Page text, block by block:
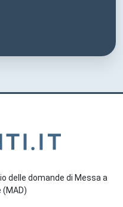
delle domande di Messa a
(MAD)